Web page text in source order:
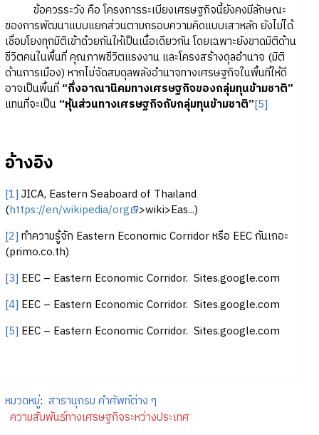
ข้อควรระวัง คือ โครงการระเบียงเศรษฐกิจนี้ยังคงมีลักษณะ
ของการพัฒนาแบบแยกส่วนตามกรอบความคิดแบบเสาหลัก ยังไม่ได้
เชื่อมโยงทุกมิติเข้าด้วยกันให้เป็นเนื้อเดียวกัน โดยเฉพาะยังขาดมิติด้าน
ชีวิตคนในพื้นที่ คุณภาพชีวิตแรงงาน และโครงสร้างดุลอำนาจ (มิติ
ด้านการเมือง) หากไม่จัดสมดุลพลังอำนาจทางเศรษฐกิจในพื้นที่ให้ดี
อาจเป็นพื้นที่ “กึ่งอาณานิคมทางเศรษฐกิจของกลุ่มทุนข้ามชาติ”
แทนที่จะเป็น “หุ้นส่วนทางเศรษฐกิจกับกลุ่มทุนข้ามชาติ”[5]
อ้างอิง
[1] JICA, Eastern Seaboard of Thailand
(https://en/wikipedia/org >wiki>Eas...)
[2] ทำความรู้จัก Eastern Economic Corridor หรือ EEC กันเถอะ
(primo.co.th)
[3] EEC – Eastern Economic Corridor. Sites.google.com
[4] EEC – Eastern Economic Corridor. Sites.google.com
[5] EEC – Eastern Economic Corridor. Sites.google.com
หมวดหมู่: สารานุกรม คำศัพท์ต่าง ๆ
ความสัมพันธ์ทางเศรษฐกิจระหว่างประเทศ